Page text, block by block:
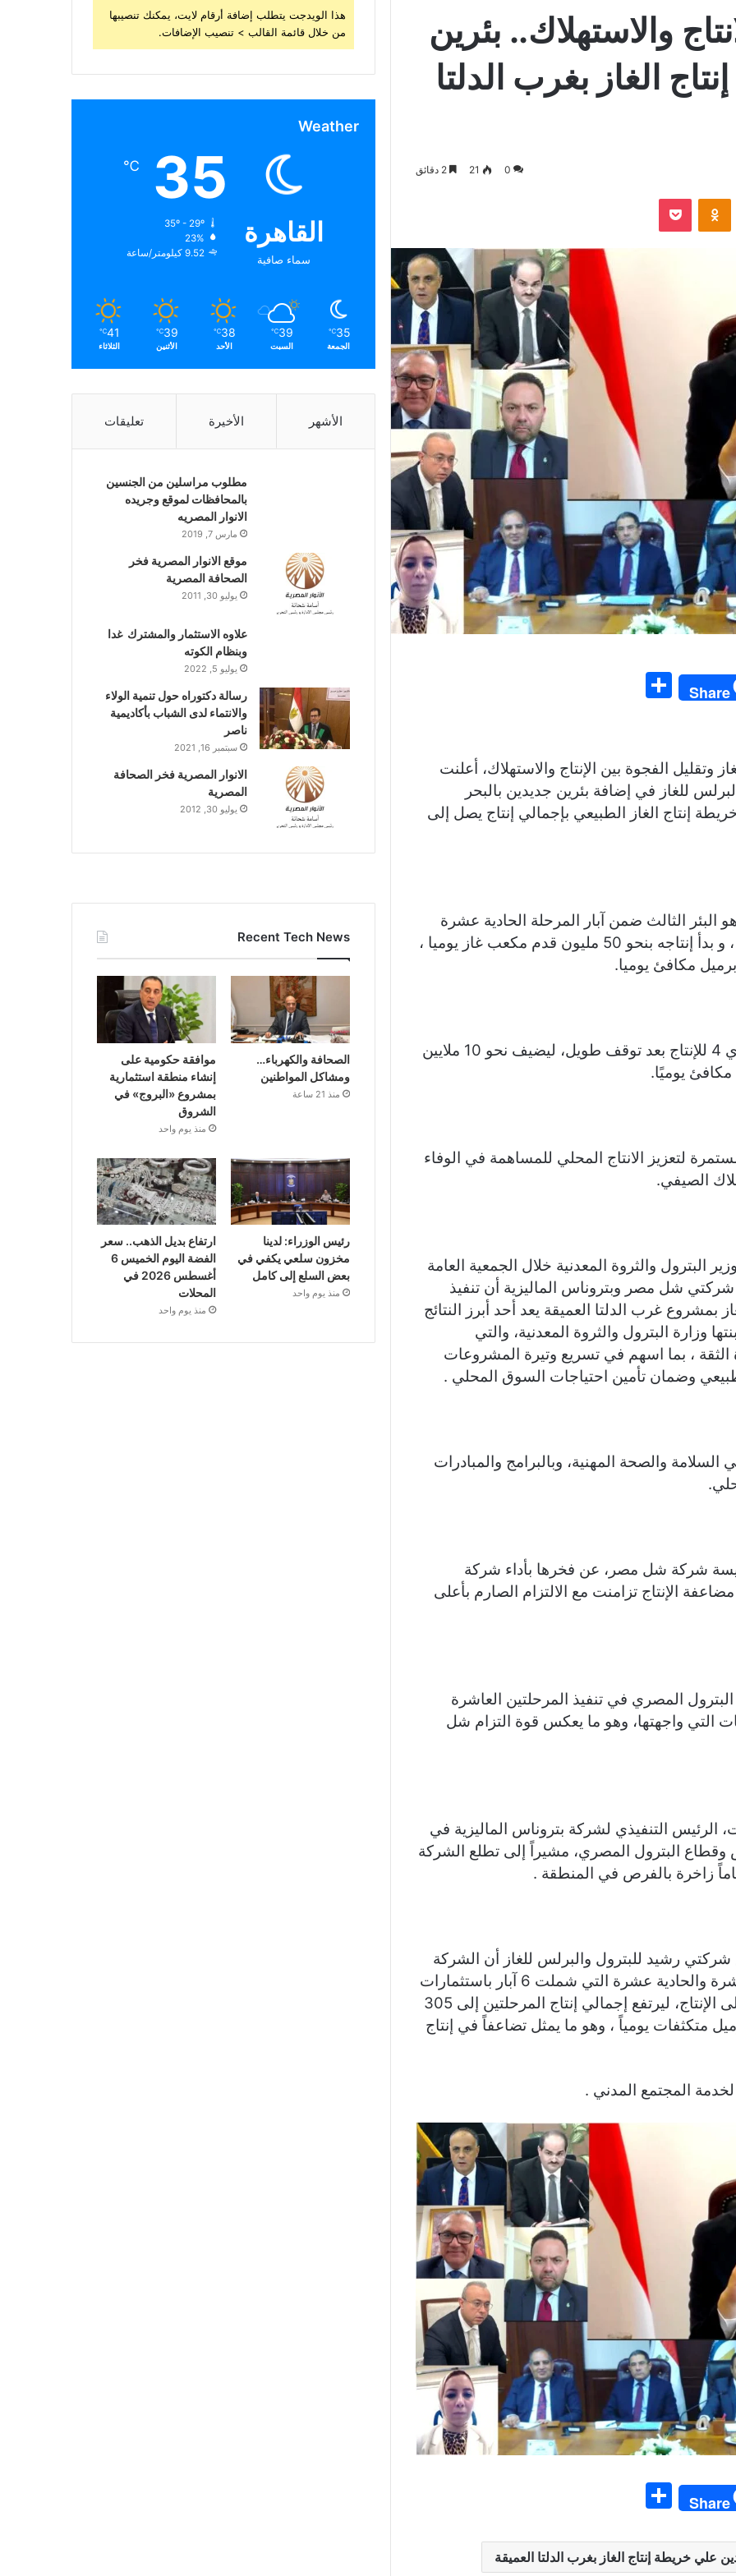
والاستهلاك.. بئرين
الغاز بغرب الدلتا
0
21
Odnoklassniki
بوكيت
Share
e
وتقليل الفجوة بين الإنتاج والاستهلاك، أعلنت
للغاز في إضافة بئرين جديدين بالبحر
إنتاج الغاز الطبيعي بإجمالي إنتاج يصل إلى
الثالث ضمن آبار المرحلة الحادية عشرة
لإنتاج الغاز لمشروع غرب دلتا النيل العميقة ، و بدأ إنتاجه بنحو 50 مليون قدم مكعب غاز يوميا ،
كما تمكنت الشركة من اعادة بئر سكارب دي 4 للإنتاج بعد توقف طويل، ليضيف نحو 10 ملايين
لتعزيز الانتاج المحلي للمساهمة في الوفاء
الصيفي.
والثروة المعدنية خلال الجمعية العامة
شل مصر وبتروناس الماليزية أن تنفيذ
بمشروع غرب الدلتا العميقة يعد أحد أبرز النتائج
وزارة البترول والثروة المعدنية، والتي
، بما اسهم في تسريع وتيرة المشروعات
وضمان تأمين احتياجات السوق المحلي .
السلامة والصحة المهنية، وبالبرامج والمبادرات
شركة شل مصر، عن فخرها بأداء شركة
الإنتاج تزامنت مع الالتزام الصارم بأعلى
المصري في تنفيذ المرحلتين العاشرة
التي واجهتها، وهو ما يعكس قوة التزام شل
التنفيذي لشركة بتروناس الماليزية في
وقطاع البترول المصري، مشيراً إلى تطلع الشركة
زاخرة بالفرص في المنطقة .
رشيد للبترول والبرلس للغاز أن الشركة
نجحت في حفر وإكمال مرحلتي التنمية العاشرة والحادية عشرة التي شملت 6 آبار باستثمارات
بلغت 575 مليون دولار، وتم وضعها جميعاً على الإنتاج، ليرتفع إجمالي إنتاج المرحلتين إلى 305
قدم مكعب يومياً من الغاز و3630 برميل متكثفات يومياً ، وهو ما يمثل تضاعفاً في إنتاج
المجتمع المدني .
Share
ar
علي خريطة إنتاج الغاز بغرب الدلتا العميقة
هذا الويدجت يتطلب إضافة أرقام لايت، يمكنك تنصيبها
من خلال قائمة القالب > تنصيب الإضافات.
Weather
القاهرة
سماء صافية
35
℃
35º - 29º
23%
9.52 كيلومتر/ساعة
35
℃
الجمعة
39
℃
السبت
38
℃
الأحد
39
℃
الأثنين
41
℃
الثلاثاء
الأشهر الأخيرة تعليقات
مطلوب مراسلين من الجنسين
بالمحافظات لموقع وجريده
الانوار المصريه
مارس 7, 2019
موقع الانوار المصرية فخر
الصحافة المصرية
يوليو 30, 2011
علاوه الاستثمار والمشترك غدا
وبنظام الكوته
يوليو 5, 2022
رسالة دكتوراه حول تنمية الولاء
والانتماء لدى الشباب بأكاديمية
ناصر
سبتمبر 16, 2021
الانوار المصرية فخر الصحافة
المصرية
يوليو 30, 2012
Recent Tech News
الصحافة والكهرباء…
ومشاكل المواطنين
منذ 21 ساعة
موافقة حكومية على
إنشاء منطقة استثمارية
بمشروع «البروج» في
الشروق
منذ يوم واحد
رئيس الوزراء: لدينا
مخزون سلعي يكفي في
بعض السلع إلى كامل
منذ يوم واحد
ارتفاع بديل الذهب.. سعر
الفضة اليوم الخميس 6
أغسطس 2026 في
المحلات
منذ يوم واحد